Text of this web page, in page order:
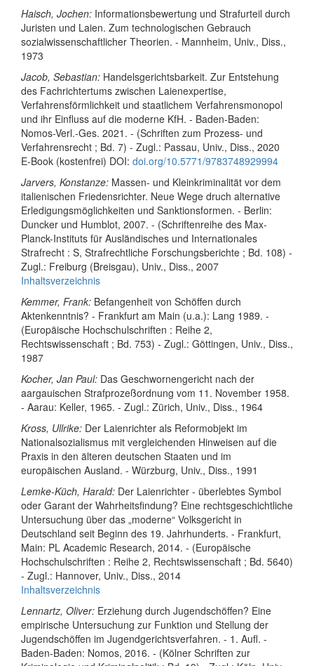
Haisch, Jochen: Informationsbewertung und Strafurteil durch
Juristen und Laien. Zum technologischen Gebrauch
sozialwissenschaftlicher Theorien. - Mannheim, Univ., Diss.,
1973
Jacob, Sebastian: Handelsgerichtsbarkeit. Zur Entstehung
des Fachrichtertums zwischen Laienexpertise,
Verfahrensförmlichkeit und staatlichem Verfahrensmonopol
und ihr Einfluss auf die moderne KfH. - Baden-Baden:
Nomos-Verl.-Ges. 2021. - (Schriften zum Prozess- und
Verfahrensrecht ; Bd. 7) - Zugl.: Passau, Univ., Diss., 2020
E-Book (kostenfrei) DOI: doi.org/10.5771/9783748929994
Jarvers, Konstanze: Massen- und Kleinkriminalität vor dem
italienischen Friedensrichter. Neue Wege druch alternative
Erledigungsmöglichkeiten und Sanktionsformen. - Berlin:
Duncker und Humblot, 2007. - (Schriftenreihe des Max-
Planck-Instituts für Ausländisches und Internationales
Strafrecht : S, Strafrechtliche Forschungsberichte ; Bd. 108) -
Zugl.: Freiburg (Breisgau), Univ., Diss., 2007
Inhaltsverzeichnis
Kemmer, Frank: Befangenheit von Schöffen durch
Aktenkenntnis? - Frankfurt am Main (u.a.): Lang 1989. -
(Europäische Hochschulschriften : Reihe 2,
Rechtswissenschaft ; Bd. 753) - Zugl.: Göttingen, Univ., Diss.,
1987
Kocher, Jan Paul: Das Geschwornengericht nach der
aargauischen Strafprozeßordnung vom 11. November 1958.
- Aarau: Keller, 1965. - Zugl.: Zürich, Univ., Diss., 1964
Kross, Ullrike: Der Laienrichter als Reformobjekt im
Nationalsozialismus mit vergleichenden Hinweisen auf die
Praxis in den älteren deutschen Staaten und im
europäischen Ausland. - Würzburg, Univ., Diss., 1991
Lemke-Küch, Harald: Der Laienrichter - überlebtes Symbol
oder Garant der Wahrheitsfindung? Eine rechtsgeschichtliche
Untersuchung über das „moderne“ Volksgericht in
Deutschland seit Beginn des 19. Jahrhunderts. - Frankfurt,
Main: PL Academic Research, 2014. - (Europäische
Hochschulschriften : Reihe 2, Rechtswissenschaft ; Bd. 5640)
- Zugl.: Hannover, Univ., Diss., 2014
Inhaltsverzeichnis
Lennartz, Oliver: Erziehung durch Jugendschöffen? Eine
empirische Untersuchung zur Funktion und Stellung der
Jugendschöffen im Jugendgerichtsverfahren. - 1. Aufl. -
Baden-Baden: Nomos, 2016. - (Kölner Schriften zur